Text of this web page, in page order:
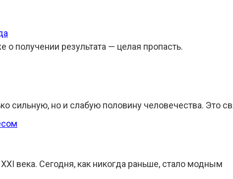
получении результата — целая пропасть.
сильную, но и слабую половину человечества. Это
века. Сегодня, как никогда раньше, стало модным